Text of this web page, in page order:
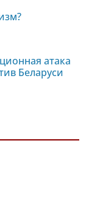
атака
Беларуси